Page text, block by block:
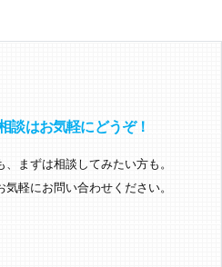
談はお気軽にどうぞ！
まずは相談してみたい方も。
軽にお問い合わせください。